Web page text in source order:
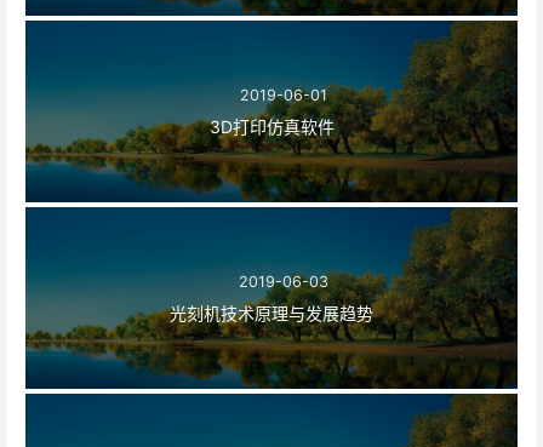
2019-06-01
3D打印仿真软件
2019-06-03
光刻机技术原理与发展趋势